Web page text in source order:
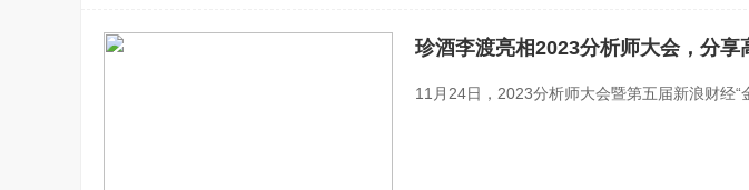
珍酒李渡亮相2023分析师大会，分享
11月24日，2023分析师大会暨第五届新浪财经“